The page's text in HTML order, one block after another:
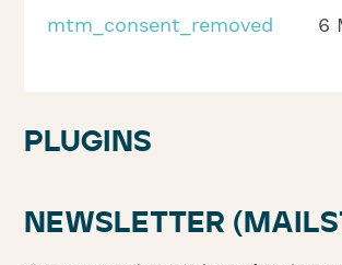
mtm_consent_removed 6
PLUGINS
NEWSLETTER